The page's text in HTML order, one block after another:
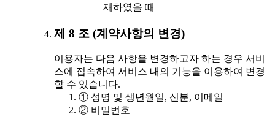
재하였을 때
제 8 조 (계약사항의 변경)
이용자는 다음 사항을 변경하고자 하는 경우 서비
스에 접속하여 서비스 내의 기능을 이용하여 변경
할 수 있습니다.
① 성명 및 생년월일, 신분, 이메일
② 비밀번호